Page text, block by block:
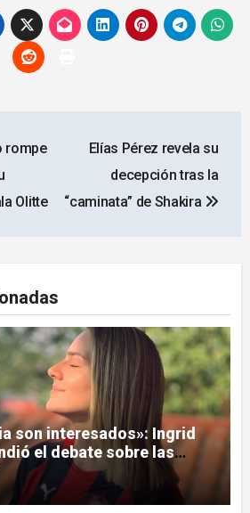
rompe
Olitte
Elías Pérez revela su
decepción tras la
“caminata” de Shakira
son interesados»: Ingrid
el debate sobre las